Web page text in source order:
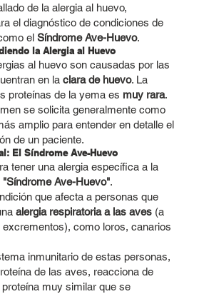
de la alergia al huevo,
el diagnóstico de condiciones de
el Síndrome Ave-Huevo.
la Alergia al Huevo
al huevo son causadas por las
en la clara de huevo. La
proteínas de la yema es muy rara.
se solicita generalmente como
amplio para entender en detalle el
de un paciente.
El Síndrome Ave-Huevo
tener una alergia específica a la
"Síndrome Ave-Huevo".
que afecta a personas que
alergia respiratoria a las aves(a
como loros, canarios
inmunitario de estas personas,
de las aves, reacciona de
muy similar que se